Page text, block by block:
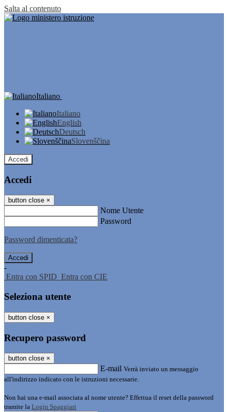
Salta al contenuto
Italiano
Italiano
English
Deutsch
Slovenščina
Accedi
Accedi
button close ×
Nome Utente
Password
Password dimenticata?
-
Entra con SPID Entra con CIE
Seleziona utente
button close ×
Recupero password
button close ×
E-mail Verrà inviato un messaggio
all'indirizzo indicato con le istruzioni necessarie.
Non hai una e-mail associata al nome utente? Effettua il reset della password
tramite la Login Spaggiari